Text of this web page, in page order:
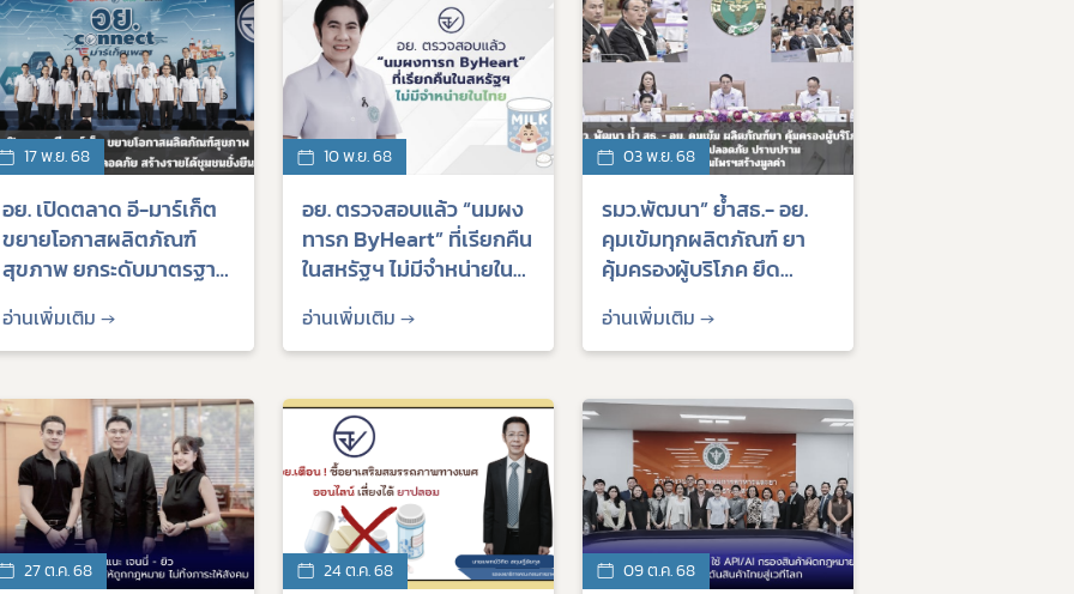
17 พ.ย. 68
อย. เปิดตลาด อี-มาร์เก็ต
ขยายโอกาสผลิตภัณฑ์
สุขภาพ ยกระดับมาตรฐาน
ความปลอดภัย สร้างรายได้
ชุมชนยั่งยืน
อ่านเพิ่มเติม →
10 พ.ย. 68
อย. ตรวจสอบแล้ว “นมผง
ทารก ByHeart” ที่เรียกคืน
ในสหรัฐฯ ไม่มีจำหน่ายใน
อ่านเพิ่มเติม →
03 พ.ย. 68
รมว.พัฒนา” ย้ำสธ.- อย.
คุมเข้มทุกผลิตภัณฑ์ ยา
คุ้มครองผู้บริโภค ยึด
หลัก“โปร่งใส ปลอดภัย
ปราบปราม” พร้อมหนุน
สมุนไพรสร้างมูลค่า
อ่านเพิ่มเติม →
27 ต.ค. 68 24 ต.ค. 68 09 ต.ค. 68
เลือกหัวข้อที่ท่านต้องการ Subscribe
ร้องเรียนเครื่องสำ